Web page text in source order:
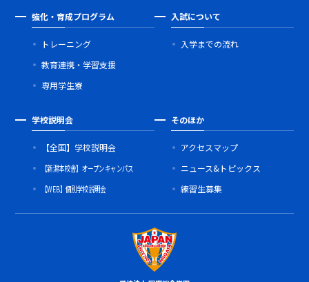
強化・育成プログラム
トレーニング
教育連携・学習支援
専用学生寮
入試について
入学までの流れ
学校説明会
【全国】学校説明会
【新潟本校舎】オープンキャンパス
【WEB】個別学校説明会
そのほか
アクセスマップ
ニュース&トピックス
練習生募集